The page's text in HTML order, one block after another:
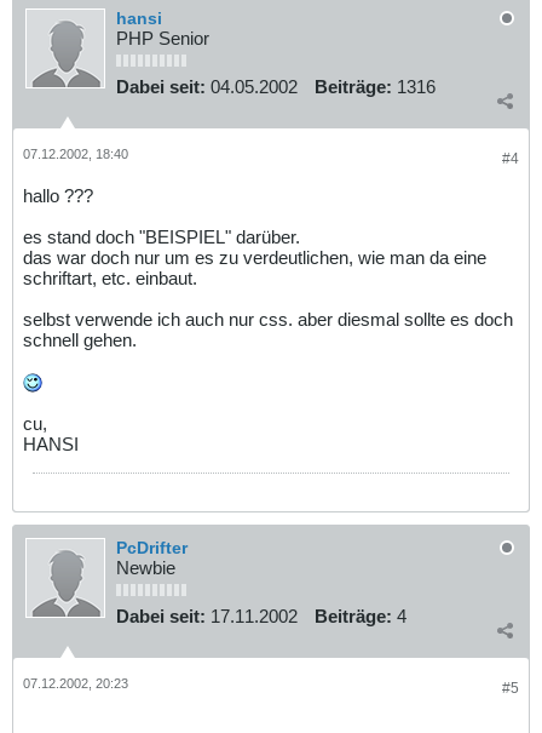
hansi
PHP Senior
Dabei seit: 04.05.2002 Beiträge: 1316
#4
07.12.2002, 18:40
hallo ???
es stand doch "BEISPIEL" darüber.
das war doch nur um es zu verdeutlichen, wie man da eine
schriftart, etc. einbaut.
selbst verwende ich auch nur css. aber diesmal sollte es doch
schnell gehen.
cu,
HANSI
PcDrifter
Newbie
Dabei seit: 17.11.2002 Beiträge: 4
#5
07.12.2002, 20:23